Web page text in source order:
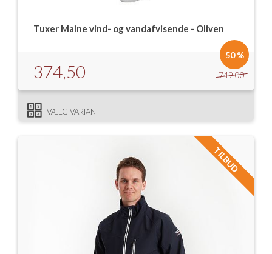
Tuxer Maine vind- og vandafvisende - Oliven
749,00
374,50
50 %
VÆLG VARIANT
TILBUD